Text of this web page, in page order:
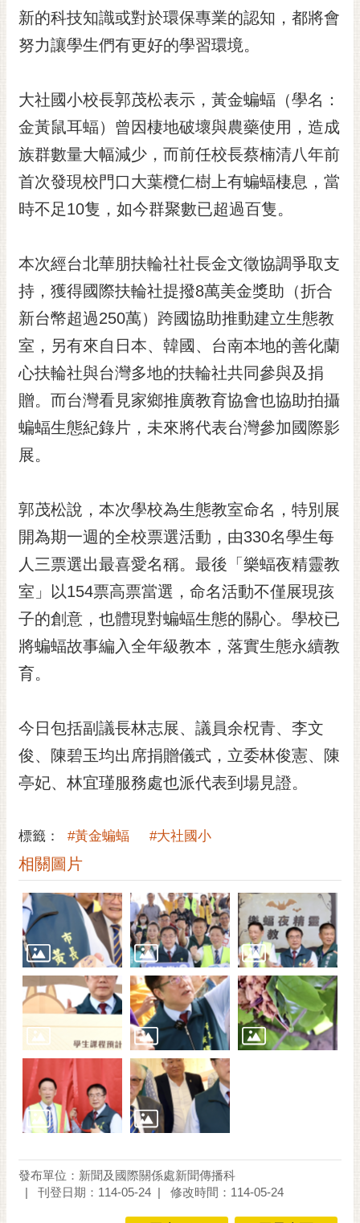
English
日
語
隱
私
權
及
安
全
策
網
站
資
料
開
放
宣
告
市
通
置
新的科技知識或對於環保專業的認知，都將會
努力讓學生們有更好的學習環境。
大社國小校長郭茂松表示，黃金蝙蝠（學名：
金黃鼠耳蝠）曾因棲地破壞與農藥使用，造成
族群數量大幅減少，而前任校長蔡楠清八年前
首次發現校門口大葉欖仁樹上有蝙蝠棲息，當
時不足10隻，如今群聚數已超過百隻。
本次經台北華朋扶輪社社長金文徵協調爭取支
持，獲得國際扶輪社提撥8萬美金獎助（折合
新台幣超過250萬）跨國協助推動建立生態教
室，另有來自日本、韓國、台南本地的善化蘭
心扶輪社與台灣多地的扶輪社共同參與及捐
贈。而台灣看見家鄉推廣教育協會也協助拍攝
蝙蝠生態紀錄片，未來將代表台灣參加國際影
展。
郭茂松說，本次學校為生態教室命名，特別展
開為期一週的全校票選活動，由330名學生每
人三票選出最喜愛名稱。最後「樂蝠夜精靈教
室」以154票高票當選，命名活動不僅展現孩
子的創意，也體現對蝙蝠生態的關心。學校已
將蝙蝠故事編入全年級教本，落實生態永續教
育。
今日包括副議長林志展、議員余柷青、李文
俊、陳碧玉均出席捐贈儀式，立委林俊憲、陳
亭妃、林宜瑾服務處也派代表到場見證。
標籤： #黃金蝙蝠 #大社國小
相關圖片
發布單位：新聞及國際關係處新聞傳播科
刊登日期：114-05-24
修改時間：114-05-24